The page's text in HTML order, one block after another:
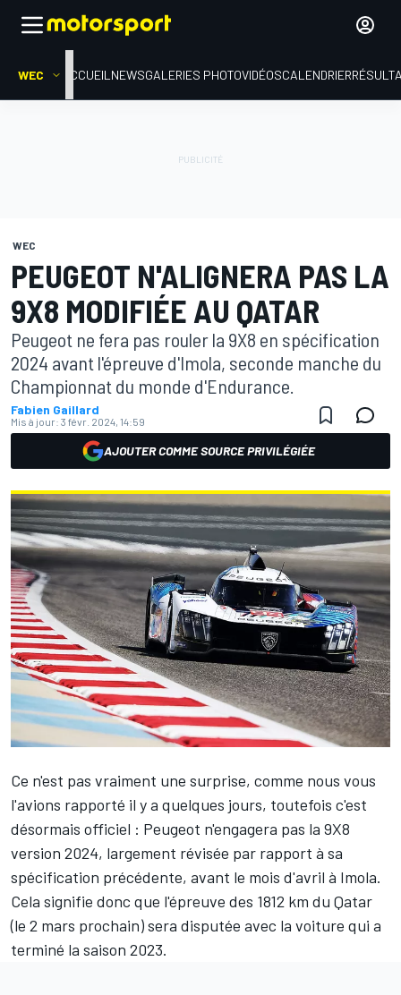
WEC ACCUEIL NEWSGALERIES PHOTOVIDÉOSCALENDRIER
WEC
PEUGEOT N'ALIGNERA PAS LA
9X8 MODIFIÉE AU QATAR
Peugeot ne fera pas rouler la 9X8 en spécification
2024 avant l'épreuve d'Imola, seconde manche du
Championnat du monde d'Endurance.
Fabien Gaillard
Mis à jour: 3 févr. 2024, 14:59
AJOUTER COMME SOURCE PRIVILÉGIÉE
Ce n'est pas vraiment une surprise, comme nous vous
l'avions rapporté il y a quelques jours, toutefois c'est
désormais officiel : Peugeot n'engagera pas la 9X8
version 2024, largement révisée par rapport à sa
spécification précédente, avant le mois d'avril à Imola.
Cela signifie donc que l'épreuve des 1812 km du Qatar
(le 2 mars prochain) sera disputée avec la voiture qui a
terminé la saison 2023.